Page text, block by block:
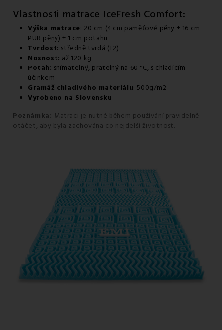
Vlastnosti matrace IceFresh Comfort:
Výška matrace: 20 cm (4 cm paměťové pěny + 16 cm
PUR pěny) + 1 cm potahu
Tvrdost: středně tvrdá (T2)
Nosnost: až 120 kg
Potah: snímatelný, pratelný na 60 °C, s chladicím
účinkem
Gramáž chladivého materiálu: 500g/m2
Vyrobeno na Slovensku
Poznámka: Matraci je nutné během používání pravidelně
otáčet, aby byla zachována co nejdelší životnost.